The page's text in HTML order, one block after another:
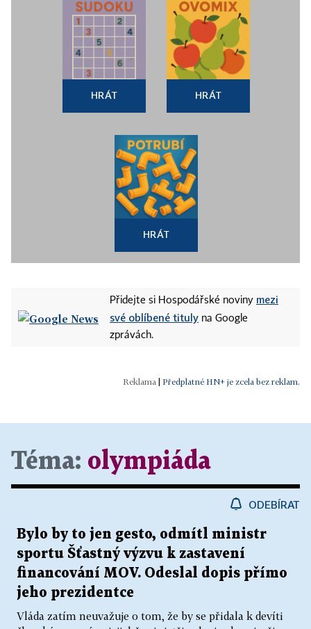
HRÁT HRÁT
HRÁT
Přidejte si Hospodářské noviny mezi
své oblíbené tituly na Google
zprávách.
Předplatné HN+ je zcela bez reklam.
Téma: olympiáda
ODEBÍRAT
Bylo by to jen gesto, odmítl ministr
sportu Šťastný výzvu k zastavení
financování MOV. Odeslal dopis přímo
jeho prezidentce
Vláda zatím neuvažuje o tom, že by se přidala k devíti